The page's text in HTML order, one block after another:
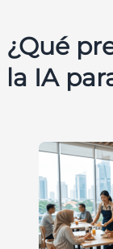
¿Qué
la IA